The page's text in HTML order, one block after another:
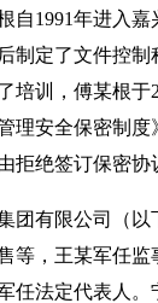
1991年进入嘉兴
制定了文件控
培训，傅某根
理安全保密制
拒绝签订保密协
有限公司（以下
等，王某军任监
任法定代表人。